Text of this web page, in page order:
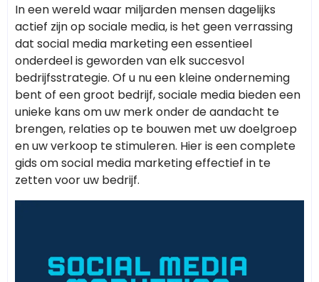
In een wereld waar miljarden mensen dagelijks
actief zijn op sociale media, is het geen verrassing
dat social media marketing een essentieel
onderdeel is geworden van elk succesvol
bedrijfsstrategie. Of u nu een kleine onderneming
bent of een groot bedrijf, sociale media bieden een
unieke kans om uw merk onder de aandacht te
brengen, relaties op te bouwen met uw doelgroep
en uw verkoop te stimuleren. Hier is een complete
gids om social media marketing effectief in te
zetten voor uw bedrijf.